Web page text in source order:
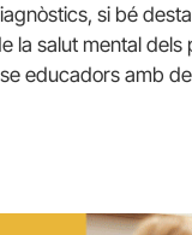
si bé
salut mental dels
educadors amb